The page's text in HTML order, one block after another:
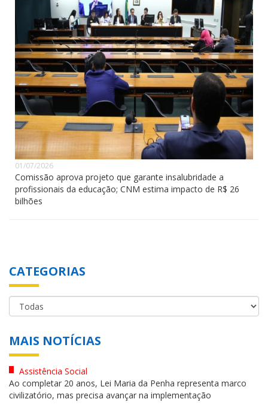
01/07/2026
Comissão aprova projeto que garante insalubridade a
profissionais da educação; CNM estima impacto de R$ 26
bilhões
CATEGORIAS
MAIS NOTÍCIAS
Assistência Social
Ao completar 20 anos, Lei Maria da Penha representa marco
civilizatório, mas precisa avançar na implementação